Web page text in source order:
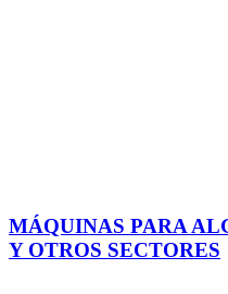
MÁQUINAS PARA
Y OTROS SECTORES